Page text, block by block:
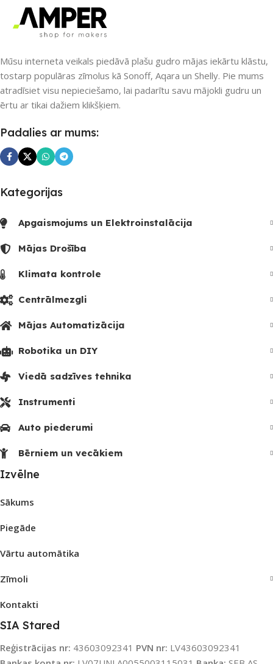
Mūsu interneta veikals piedāvā plašu gudro mājas iekārtu klāstu,
tostarp populāras zīmolus kā Sonoff, Aqara un Shelly. Pie mums
atradīsiet visu nepieciešamo, lai padarītu savu mājokli gudru un
ērtu ar tikai dažiem klikšķiem.
Padalies ar mums:
Kategorijas
Apgaismojums un Elektroinstalācija
Mājas Drošība
Klimata kontrole
Centrālmezgli
Mājas Automatizācija
Robotika un DIY
Viedā sadzīves tehnika
Instrumenti
Auto piederumi
Bērniem un vecākiem
Izvēlne
Sākums
Piegāde
Vārtu automātika
Zīmoli
Kontakti
SIA Stared
Reģistrācijas nr: 43603092341 PVN nr: LV43603092341